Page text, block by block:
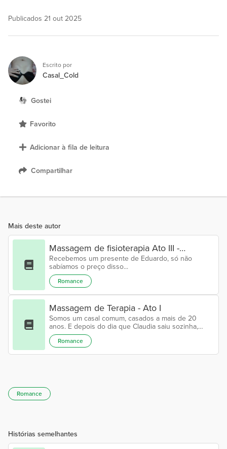
Publicados 21 out 2025
Escrito por
Casal_Cold
Gostei
Favorito
Adicionar à fila de leitura
Compartilhar
Mais deste autor
Massagem de fisioterapia Ato III -
Dominados
Recebemos um presente de Eduardo, só não
sabíamos o preço disso...
Romance
Massagem de Terapia - Ato I
Somos um casal comum, casados a mais de 20
anos. E depois do dia que Claudia saiu sozinha,
demos um tempo, na verdade ficamos um pouco
preocupados com tudo o que ocorreu, pois nunca
havíamos pensado em qualquer um dos dois saírem
Romance
Romance
Histórias semelhantes